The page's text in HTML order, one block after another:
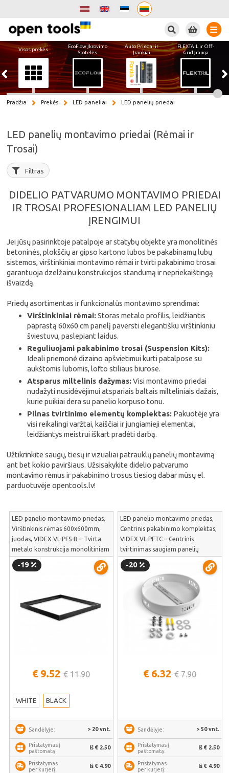
Visos prekės
EcoFlow Įkrovimo
Stotelės
Auto Priedai ir
Įrankiai
FLEXTAIL ir Off-
Grid Įranga
Pradžia Prekės LED paneliai LED panelių priedai
LED panelių montavimo priedai (Rėmai ir
Trosai)
Filtras
DIDELIO PATVARUMO MONTAVIMO PRIEDAI
IR TROSAI PROFESIONALIAM LED PANELIŲ
ĮRENGIMUI
Jei jūsų pasirinktoje patalpoje ar statybų objekte yra monolitinės
betoninės, plokščių ar gipso kartono lubos be pakabinamų lubų
sistemos, virštinkiniai montavimo rėmai ir tvirti pakabinimo trosai
garantuoja dzelžainu konstrukcijos standumą ir nepriekaištingą
išvaizdą.
Priedų asortimentas ir funkcionalūs montavimo sprendimai:
Virštinkiniai rėmai:Storas metalo profilis, leidžiantis
paprastą 60x60 cm panelį paversti elegantišku virštinkiniu
šviestuvu, paslepiant laidus.
Reguliuojami pakabinimo trosai (Suspension Kits):
Ideali priemonė dizaino apšvietimui kurti patalpose su
aukštomis lubomis, lofto stiliaus biurose.
Atsparus miltelinis dažymas:Visi montavimo priedai
nudažyti nusidėvėjimui atspariais baltais milteliniais dažais,
kurie puikiai dera su panelio korpuso tonu.
Pilnas tvirtinimo elementų komplektas: Pakuotėje yra
visi reikalingi varžtai, kaiščiai ir jungiamieji elementai,
leidžiantys meistrui iškart pradėti darbą.
Užtikrinkite saugų, tiesų ir vizualiai patrauklų panelių montavimą
ant bet kokio paviršiaus. Užsisakykite didelio patvarumo
montavimo rėmus ir pakabinimo trosus tiesiog dabar mūsų el.
parduotuvėje opentools.lv!
LED panelio montavimo priedas,
Virštinkinis rėmas 600x600mm,
juodas, VIDEX VL-PFS-B – Tvirta
metalo konstrukcija monolitiniam
tvirtinimui prie gipso ar betono
lubų | VL-PFS-B
-19
€ 9.52 € 11.90
WHITE BLACK
Sandėlyje: > 20 vnt.
Pristatymas į
paštomatą:
Iš € 2.50
Pristatymas
per kurjerį:
Iš € 4.90
LED panelio montavimo priedas,
Centrinis pakabinimo komplektas,
VIDEX VL-PFTC – Centrinis
tvirtinimas saugiam panelių
pakabinimui prie lubų
konstrukcijos | VL-PFTC
-20
€ 6.32 € 7.90
Sandėlyje: > 50 vnt.
Pristatymas į
paštomatą:
Iš € 2.50
Pristatymas
per kurjerį:
Iš € 4.90